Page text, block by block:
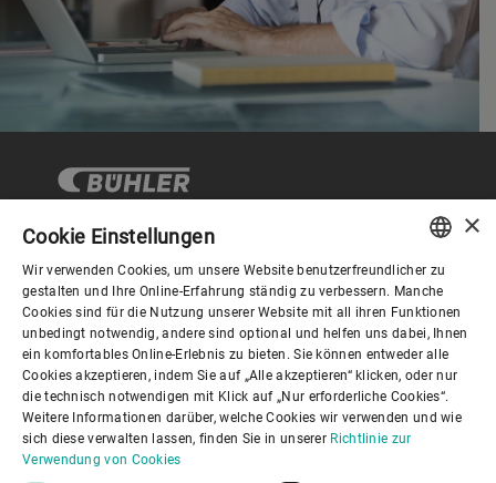
Corporate Governance
Über Bühler
Nützliche Links
ENGLISH
SPANISH
GERMAN
FRENCH
PORTUGUESE
×
Cookie Einstellungen
Wir verwenden Cookies, um unsere Website benutzerfreundlicher zu
gestalten und Ihre Online-Erfahrung ständig zu verbessern. Manche
Cookies sind für die Nutzung unserer Website mit all ihren Funktionen
unbedingt notwendig, andere sind optional und helfen uns dabei, Ihnen
ein komfortables Online-Erlebnis zu bieten. Sie können entweder alle
Cookies akzeptieren, indem Sie auf „Alle akzeptieren“ klicken, oder nur
die technisch notwendigen mit Klick auf „Nur erforderliche Cookies“.
Weitere Informationen darüber, welche Cookies wir verwenden und wie
sich diese verwalten lassen, finden Sie in unserer Richtlinie zur
Verwendung von Cookies